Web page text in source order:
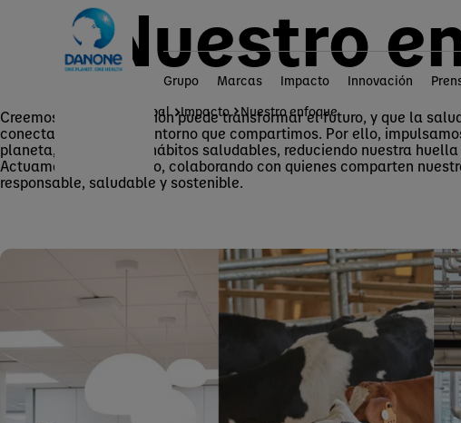
Grupo Marcas Impacto Innovación
Página principal Impacto Nuestro enfoque
Nuestro
Creemos que cada acción puede transformar el futuro, y que la
conectada con la del entorno que compartimos. Por ello,
planeta, promoviendo hábitos saludables, reduciendo nuestra
Actuamos con propósito, colaborando con quienes comparten
responsable, saludable y sostenible.